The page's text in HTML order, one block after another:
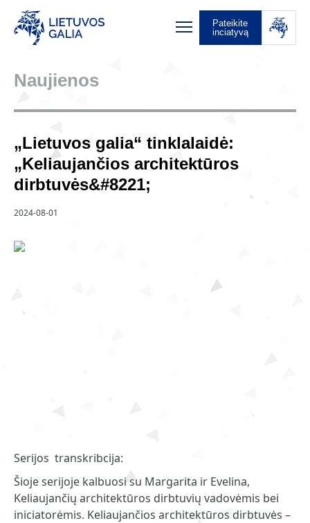
Pateikite
inciatyvą
Naujienos
„Lietuvos galia“ tinklalaidė:
„Keliaujančios architektūros
dirbtuvės&#8221;
2024-08-01
Serijos transkribcija:
Šioje serijoje kalbuosi su Margarita ir Evelina,
Keliaujančių architektūros dirbtuvių vadovėmis bei
iniciatorėmis. Keliaujančios architektūros dirbtuvės –